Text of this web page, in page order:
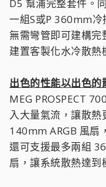
D5 幫浦完整套件。
一組S或P 360mm
無需彎管即可建構完
建置客製化水冷散熱
出色的性能以出色的
MEG PROSPECT
入大量氣流，讓散熱
140mm ARGB 風扇
還可支援最多兩組
扇，讓系統散熱達到